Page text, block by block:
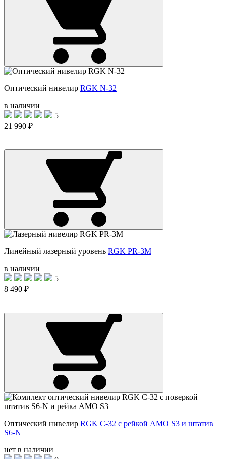
Оптический нивелир RGK N-32
в наличии
5
21 990 ₽
Линейный лазерный уровень RGK PR-3M
в наличии
5
8 490 ₽
Оптический нивелир RGK C-32 с рейкой AMO S3 и штатив
S6-N
нет в наличии